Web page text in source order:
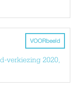
VOORbeeld
verkiezing 2020,